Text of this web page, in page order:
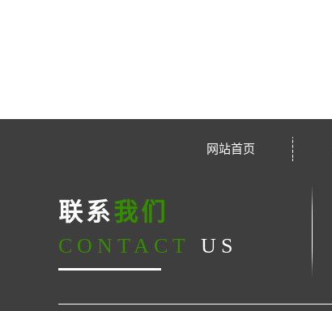
网站首页
联系我们
CONTACT US